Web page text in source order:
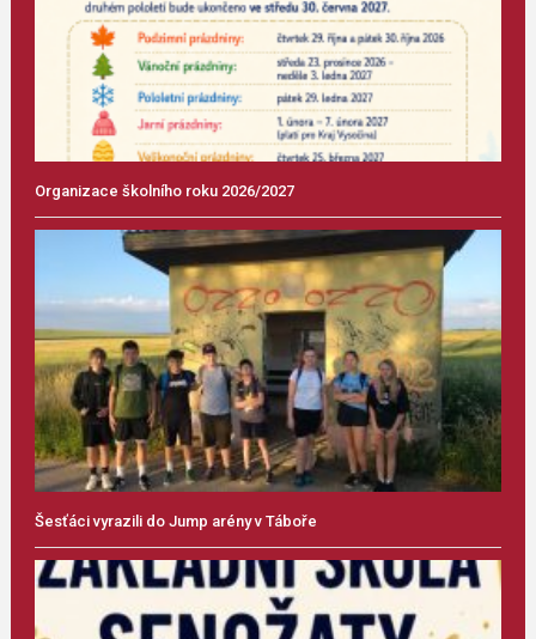
Organizace školního roku 2026/2027
Šesťáci vyrazili do Jump arény v Táboře